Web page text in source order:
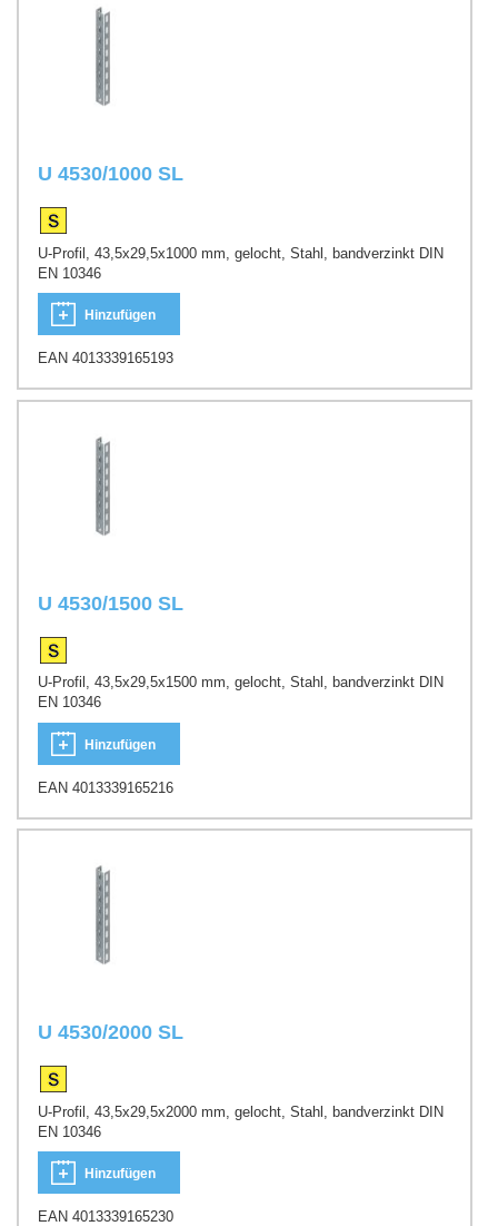
U 4530/1000 SL
U-Profil, 43,5x29,5x1000 mm, gelocht, Stahl, bandverzinkt DIN
EN 10346
Hinzufügen
EAN 4013339165193
U 4530/1500 SL
U-Profil, 43,5x29,5x1500 mm, gelocht, Stahl, bandverzinkt DIN
EN 10346
Hinzufügen
EAN 4013339165216
U 4530/2000 SL
U-Profil, 43,5x29,5x2000 mm, gelocht, Stahl, bandverzinkt DIN
EN 10346
Hinzufügen
EAN 4013339165230